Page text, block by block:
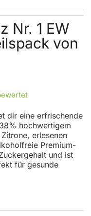
Nr. 1 EW
von
dir eine erfrischende
hochwertigem
erlesenen
Premium-
und ist
für gesunde